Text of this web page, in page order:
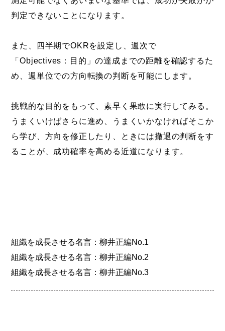
判定できないことになります。
また、四半期でOKRを設定し、週次で
「Objectives：目的」の達成までの距離を確認するた
め、週単位での方向転換の判断を可能にします。
挑戦的な目的をもって、素早く果敢に実行してみる。
うまくいけばさらに進め、うまくいかなければそこか
ら学び、方向を修正したり、ときには撤退の判断をす
ることが、成功確率を高める近道になります。
組織を成長させる名言：柳井正編No.1
組織を成長させる名言：柳井正編No.2
組織を成長させる名言：柳井正編No.3